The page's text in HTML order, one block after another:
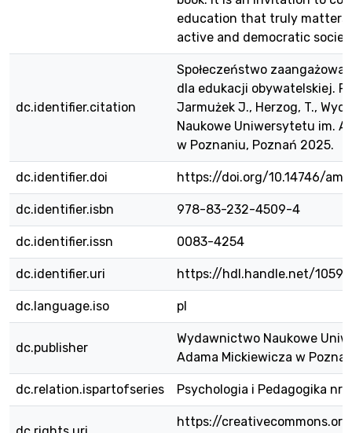
education that truly matters
active and democratic
dc.identifier.citation
Społeczeństwo
dla edukacji obywatelskiej.
Jarmużek J., Herzog, T.,
Naukowe Uniwersytetu im.
w Poznaniu, Poznań 2025.
dc.identifier.doi https://doi.org/10.14746/
dc.identifier.isbn 978-83-232-4509-4
dc.identifier.issn 0083-4254
dc.identifier.uri https://hdl.handle.net/
dc.language.iso pl
dc.publisher
Wydawnictwo Naukowe
Adama Mickiewicza w
dc.relation.ispartofseries Psychologia i Pedagogika nr
https://